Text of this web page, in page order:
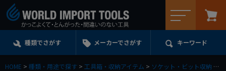
種類でさがす メーカーでさがす キーワード
HOME 種類・用途で探す 工具箱・収納アイテム ソケット・ビット収納